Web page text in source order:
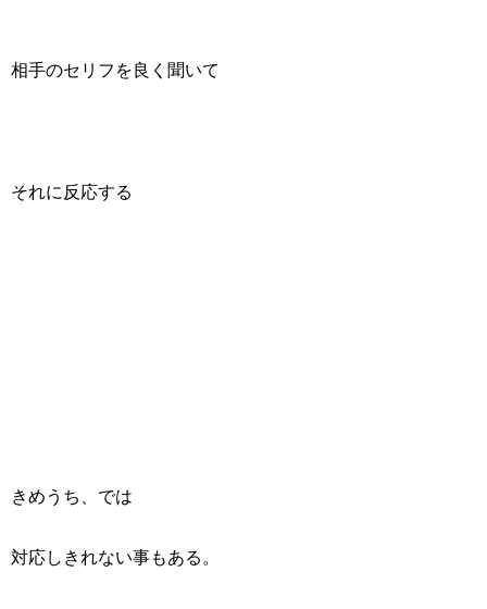
相手のセリフを良く聞いて
それに反応する
きめうち、では
対応しきれない事もある。